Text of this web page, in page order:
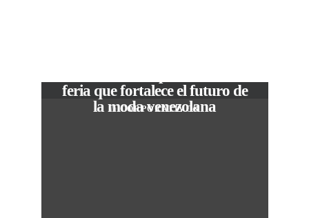
In CORPORATIVOS
feria que fortalece el futuro de
la moda venezolana